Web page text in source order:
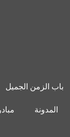
باب الزمن الجميل
المدونة